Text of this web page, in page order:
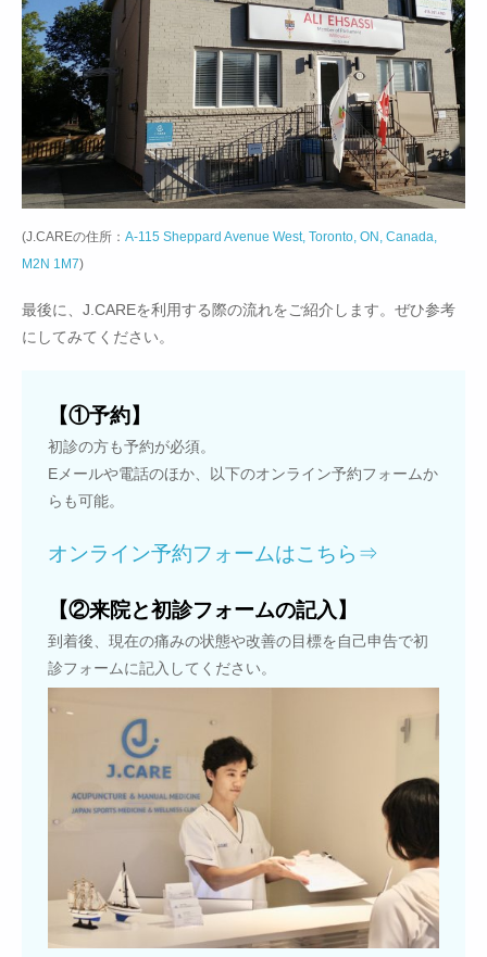
(J.CAREの住所： A-115 Sheppard Avenue West, Toronto, ON, Canada,
M2N 1M7)
最後に、J.CAREを利用する際の流れをご紹介します。ぜひ参考
にしてみてください。
【①予約】
初診の方も予約が必須。
Eメールや電話のほか、以下のオンライン予約フォームか
らも可能。
オンライン予約フォームはこちら⇒
【②来院と初診フォームの記入】
到着後、現在の痛みの状態や改善の目標を自己申告で初
診フォームに記入してください。